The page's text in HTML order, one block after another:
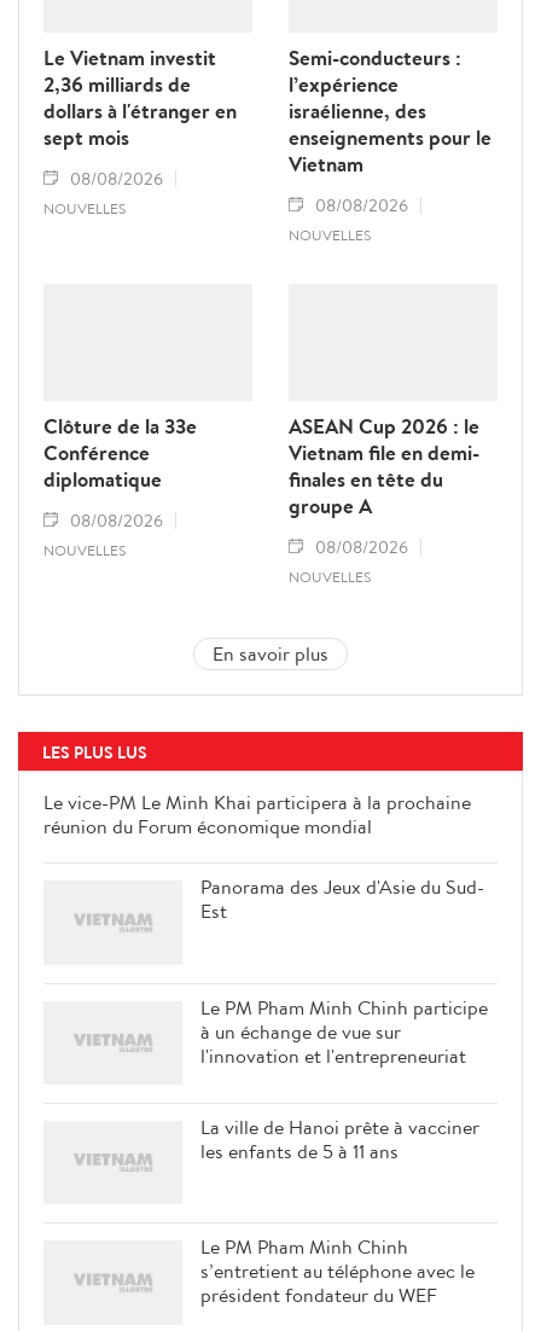
Le Vietnam investit
2,36 milliards de
dollars à l'étranger en
sept mois
08/08/2026
NOUVELLES
Semi-conducteurs :
l’expérience
israélienne, des
enseignements pour le
Vietnam
08/08/2026
NOUVELLES
Clôture de la 33e
Conférence
diplomatique
08/08/2026
NOUVELLES
ASEAN Cup 2026 : le
Vietnam file en demi-
finales en tête du
groupe A
08/08/2026
NOUVELLES
En savoir plus
LES PLUS LUS
Le vice-PM Le Minh Khai
participera à la prochaine réunion
Le PM Pham Minh Chinh participe
à un échange de vue sur
l'innovation et l'entrepreneuriat
Le PM Pham Minh Chinh
s’entretient au téléphone avec le